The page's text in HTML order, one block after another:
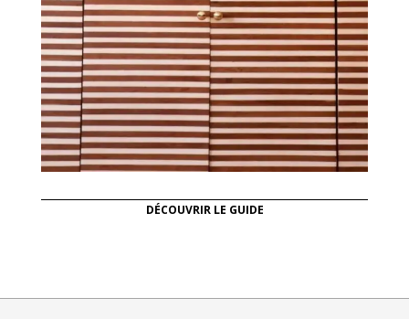
DÉCOUVRIR LE GUIDE